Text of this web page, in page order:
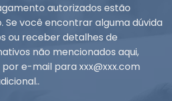
autorizados estão
Se você encontrar alguma dúvida
ou receber detalhes de
não mencionados aqui,
e-mail para xxx@xxx.com